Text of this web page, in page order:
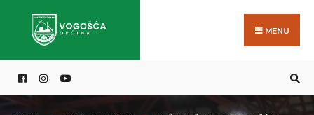
MENU
for: